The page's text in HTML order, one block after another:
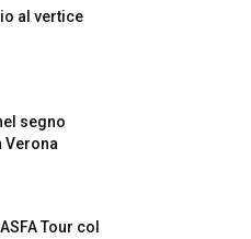
al vertice
segno
Verona
Tour col